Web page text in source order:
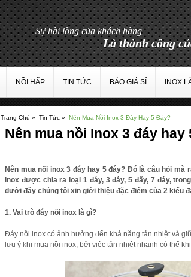
NỒI HẤP TIN TỨC BÁO GIÁ SỈ INOX
Trang Chủ » Tin Tức » Nên Mua Nồi Inox 3 Đáy Hay 5 Đáy?
Nên mua nồi Inox 3 đáy hay
Nên mua nồi inox 3 đáy hay 5 đáy? Đó là câu hỏi
inox được chia ra loại 1 đáy, 3 đáy, 5 đấy, 7 đáy,
dưới đây chúng tôi xin giới thiệu đặc điểm của 2 kiểu
1. Vai trò đáy nồi inox là gì?
Đáy nồi inox có ảnh hưởng đến khả năng tản nhiệt và
lưu ý khi mua nồi inox, bởi việc tản nhiệt nhanh có thể